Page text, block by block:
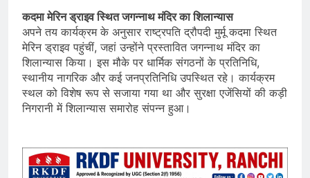
कदमा मेरिन ड्राइव स्थित जगन्नाथ मंदिर का शिलान्यास
अपने तय कार्यक्रम के अनुसार राष्ट्रपति द्रौपदी मुर्मू कदमा स्थित
मेरिन ड्राइव पहुंचीं, जहां उन्होंने प्रस्तावित जगन्नाथ मंदिर का
शिलान्यास किया। इस मौके पर धार्मिक संगठनों के प्रतिनिधि,
स्थानीय नागरिक और कई जनप्रतिनिधि उपस्थित रहे। कार्यक्रम
स्थल को विशेष रूप से सजाया गया था और सुरक्षा एजेंसियों की कड़ी
निगरानी में शिलान्यास समारोह संपन्न हुआ।